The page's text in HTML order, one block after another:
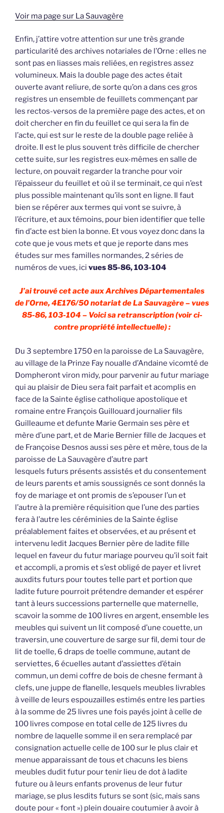
Voir ma page sur La Sauvagère
Enfin, j’attire votre attention sur une très grande
particularité des archives notariales de l’Orne : elles ne
sont pas en liasses mais reliées, en registres assez
volumineux. Mais la double page des actes était
ouverte avant reliure, de sorte qu’on a dans ces gros
registres un ensemble de feuillets commençant par
les rectos-versos de la première page des actes, et on
doit chercher en fin du feuillet ce qui sera la fin de
l’acte, qui est sur le reste de la double page reliée à
droite. Il est le plus souvent très difficile de chercher
cette suite, sur les registres eux-mêmes en salle de
lecture, on pouvait regarder la tranche pour voir
l’épaisseur du feuillet et où il se terminait, ce qui n’est
plus possible maintenant qu’ils sont en ligne. Il faut
bien se répérer aux termes qui vont se suivre, à
l’écriture, et aux témoins, pour bien identifier que telle
fin d’acte est bien la bonne. Et vous voyez donc dans la
cote que je vous mets et que je reporte dans mes
études sur mes familles normandes, 2 séries de
numéros de vues, ici vues 85-86, 103-104
J’ai trouvé cet acte aux Archives Départementales
de l’Orne, 4E176/50 notariat de La Sauvagère – vues
85-86, 103-104 – Voici sa retranscription (voir ci-
contre propriété intellectuelle) :
Du 3 septembre 1750 en la paroisse de La Sauvagère,
au village de la Prinze Fay noualle d’Andaine vicomté de
Dompheront viron midy, pour parvenir au futur mariage
qui au plaisir de Dieu sera fait parfait et acomplis en
face de la Sainte église catholique apostolique et
romaine entre François Guillouard journalier fils
Guilleaume et defunte Marie Germain ses père et
mère d’une part, et de Marie Bernier fille de Jacques et
de Françoise Desnos aussi ses père et mère, tous de la
paroisse de La Sauvagère d’autre part
lesquels futurs présents assistés et du consentement
de leurs parents et amis soussignés ce sont donnés la
foy de mariage et ont promis de s’epouser l’un et
l’autre à la première réquisition que l’une des parties
fera à l’autre les céréminies de la Sainte église
préalablement faites et observées, et au présent et
intervenu ledit Jacques Bernier père de ladite fille
lequel en faveur du futur mariage pourveu qu’il soit fait
et accompli, a promis et s’est obligé de payer et livret
auxdits futurs pour toutes telle part et portion que
ladite future pourroit prétendre demander et espérer
tant à leurs successions parternelle que maternelle,
scavoir la somme de 100 livres en argent, ensemble les
meubles qui suivent un lit composé d’une couette, un
traversin, une couverture de sarge sur fil, demi tour de
lit de toelle, 6 draps de toelle commune, autant de
serviettes, 6 écuelles autant d’assiettes d’étain
commun, un demi coffre de bois de chesne fermant à
clefs, une juppe de flanelle, lesquels meubles livrables
à veille de leurs espouzailles estimés entre les parties
à la somme de 25 livres une fois payés joint à celle de
100 livres compose en total celle de 125 livres du
nombre de laquelle somme il en sera remplacé par
consignation actuelle celle de 100 sur le plus clair et
menue apparaissant de tous et chacuns les biens
meubles dudit futur pour tenir lieu de dot à ladite
future ou à leurs enfants provenus de leur futur
mariage, se plus lesdits futurs se sont (sic, mais sans
doute pour « font ») plein douaire coutumier à avoir à